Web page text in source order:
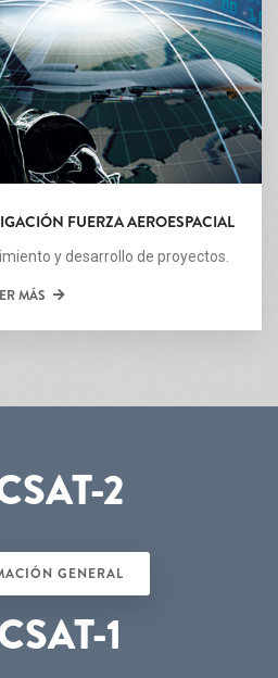
FUERZA AEROESPACIAL
y desarrollo de proyectos.
MÁS
2
GENERAL
1